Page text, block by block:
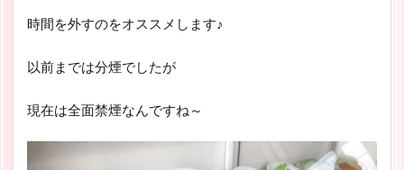
時間を外すのをオススメします♪
以前までは分煙でしたが
現在は全面禁煙なんですね～